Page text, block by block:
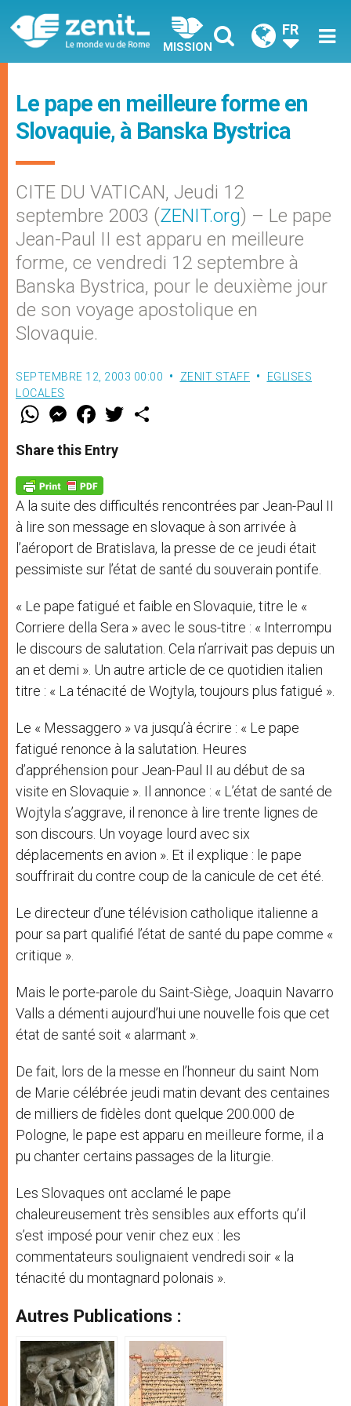
MISSION
FR
Le pape en meilleure forme en
Slovaquie, à Banska Bystrica
CITE DU VATICAN, Jeudi 12
septembre 2003 (ZENIT.org) – Le pape
Jean-Paul II est apparu en meilleure
forme, ce vendredi 12 septembre à
Banska Bystrica, pour le deuxième jour
de son voyage apostolique en
Slovaquie.
SEPTEMBRE 12, 2003 00:00 ZENIT STAFF
EGLISES
LOCALES
W
t
s
p
p
M
e
s
e
g
e
r
F
a
e
b
o
k
w
Share this Entry
A la suite des difficultés rencontrées par Jean-Paul II
à lire son message en slovaque à son arrivée à
l’aéroport de Bratislava, la presse de ce jeudi était
pessimiste sur l’état de santé du souverain pontife.
« Le pape fatigué et faible en Slovaquie, titre le «
Corriere della Sera » avec le sous-titre : « Interrompu
le discours de salutation. Cela n’arrivait pas depuis un
an et demi ». Un autre article de ce quotidien italien
titre : « La ténacité de Wojtyla, toujours plus fatigué ».
Le « Messaggero » va jusqu’à écrire : « Le pape
fatigué renonce à la salutation. Heures
d’appréhension pour Jean-Paul II au début de sa
visite en Slovaquie ». Il annonce : « L’état de santé de
Wojtyla s’aggrave, il renonce à lire trente lignes de
son discours. Un voyage lourd avec six
déplacements en avion ». Et il explique : le pape
souffrirait du contre coup de la canicule de cet été.
Le directeur d’une télévision catholique italienne a
pour sa part qualifié l’état de santé du pape comme «
critique ».
Mais le porte-parole du Saint-Siège, Joaquin Navarro
Valls a démenti aujourd’hui une nouvelle fois que cet
état de santé soit « alarmant ».
De fait, lors de la messe en l’honneur du saint Nom
de Marie célébrée jeudi matin devant des centaines
de milliers de fidèles dont quelque 200.000 de
Pologne, le pape est apparu en meilleure forme, il a
pu chanter certains passages de la liturgie.
Les Slovaques ont acclamé le pape
chaleureusement très sensibles aux efforts qu’il
s’est imposé pour venir chez eux : les
commentateurs soulignaient vendredi soir « la
ténacité du montagnard polonais ».
Autres Publications :